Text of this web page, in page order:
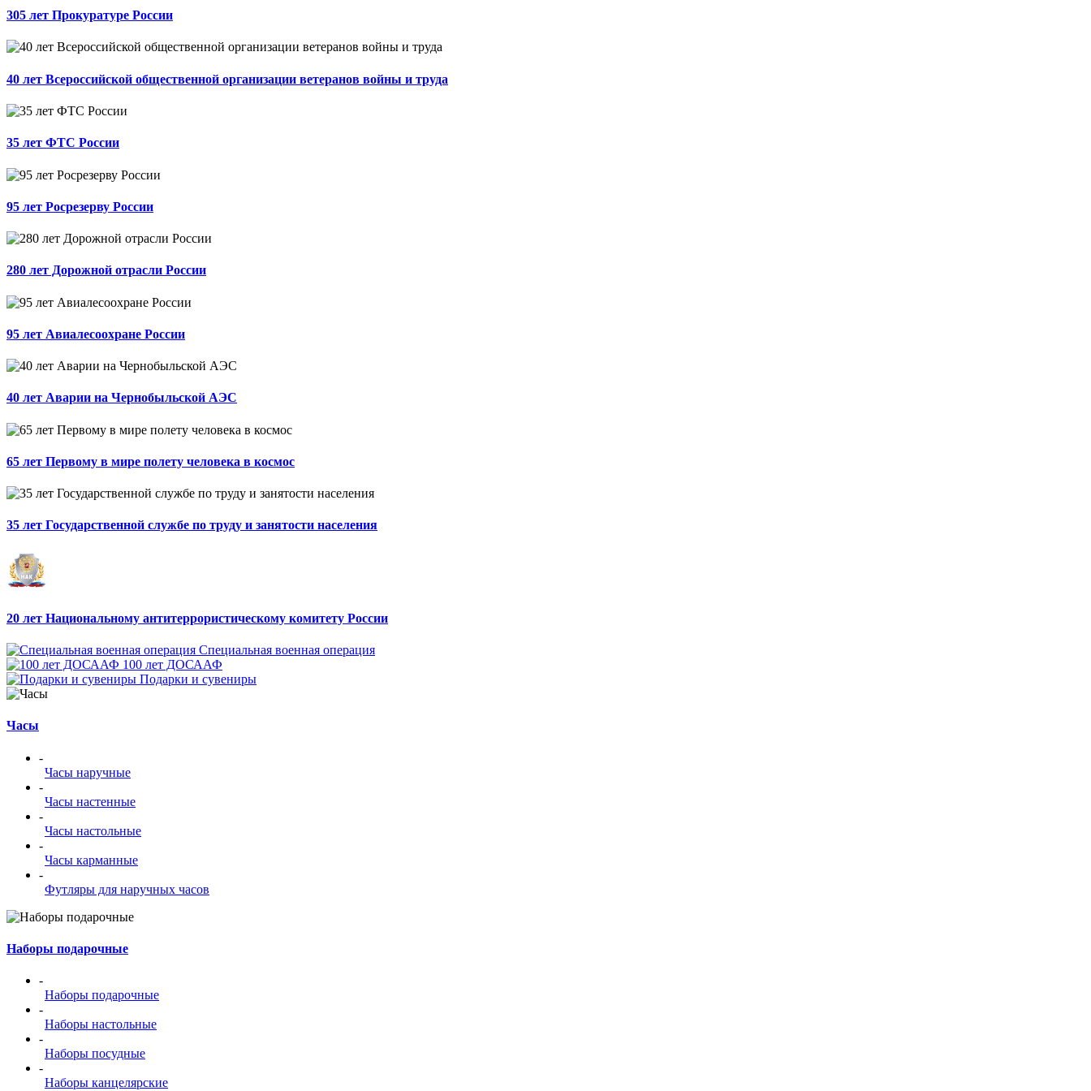
305 лет Прокуратуре России
40 лет Всероссийской общественной организации ветеранов войны и труда
35 лет ФТС России
95 лет Росрезерву России
280 лет Дорожной отрасли России
95 лет Авиалесоохране России
40 лет Аварии на Чернобыльской АЭС
65 лет Первому в мире полету человека в космос
35 лет Государственной службе по труду и занятости населения
20 лет Национальному антитеррористическому комитету России
Специальная военная операция
100 лет ДОСААФ
Подарки и сувениры
Часы
-
Часы наручные
-
Часы настенные
-
Часы настольные
-
Часы карманные
-
Футляры для наручных часов
Наборы подарочные
-
Наборы подарочные
-
Наборы настольные
-
Наборы посудные
-
Наборы канцелярские